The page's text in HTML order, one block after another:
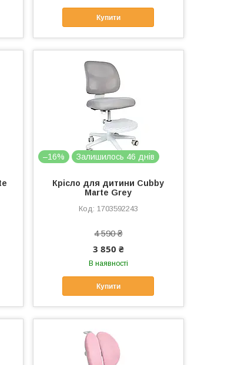
Купити
–16% Залишилось 46 днів
Крісло для дитини Cubby
Marte Grey
1703592243
4 590 ₴
3 850 ₴
В наявності
Купити